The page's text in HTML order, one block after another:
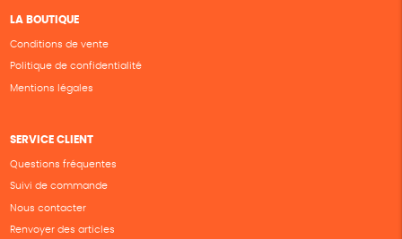
LA BOUTIQUE
Conditions de vente
Politique de confidentialité
Mentions légales
SERVICE CLIENT
Questions fréquentes
Suivi de commande
Nous contacter
Renvoyer des articles